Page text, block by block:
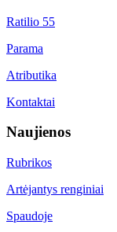
Ratilio 55
Parama
Atributika
Kontaktai
Naujienos
Rubrikos
Artėjantys renginiai
Spaudoje